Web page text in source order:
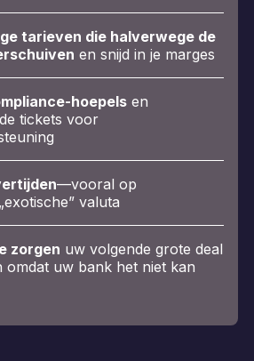
tarieven die halverwege de
en snijd in je marges
hoepelsen
tickets voor
—vooral op
valuta
zorgen uw volgende grote deal
omdat uw bank het niet kan